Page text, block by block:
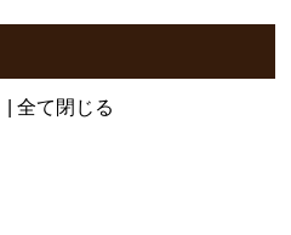
全て閉じる